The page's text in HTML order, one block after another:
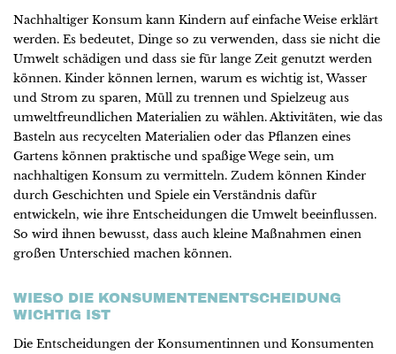
Nachhaltiger Konsum kann Kindern auf einfache Weise erklärt
werden. Es bedeutet, Dinge so zu verwenden, dass sie nicht die
Umwelt schädigen und dass sie für lange Zeit genutzt werden
können. Kinder können lernen, warum es wichtig ist, Wasser
und Strom zu sparen, Müll zu trennen und Spielzeug aus
umweltfreundlichen Materialien zu wählen. Aktivitäten, wie das
Basteln aus recycelten Materialien oder das Pflanzen eines
Gartens können praktische und spaßige Wege sein, um
nachhaltigen Konsum zu vermitteln. Zudem können Kinder
durch Geschichten und Spiele ein Verständnis dafür
entwickeln, wie ihre Entscheidungen die Umwelt beeinflussen.
So wird ihnen bewusst, dass auch kleine Maßnahmen einen
großen Unterschied machen können.
WIESO DIE KONSUMENTENENTSCHEIDUNG
WICHTIG IST
Die Entscheidungen der Konsumentinnen und Konsumenten